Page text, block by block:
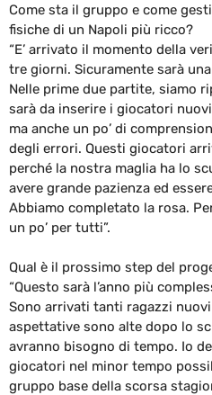
Come sta il gruppo e come
fisiche di un Napoli più ricco?
“E’ arrivato il momento della
tre giorni. Sicuramente sarà
Nelle prime due partite, siamo
sarà da inserire i giocatori
ma anche un po’ di
degli errori. Questi giocatori
perché la nostra maglia ha lo
avere grande pazienza ed
Abbiamo completato la rosa.
un po’ per tutti”.
Qual è il prossimo step del
“Questo sarà l’anno più
Sono arrivati tanti ragazzi
aspettative sono alte dopo lo
avranno bisogno di tempo. Io
giocatori nel minor tempo
gruppo base della scorsa